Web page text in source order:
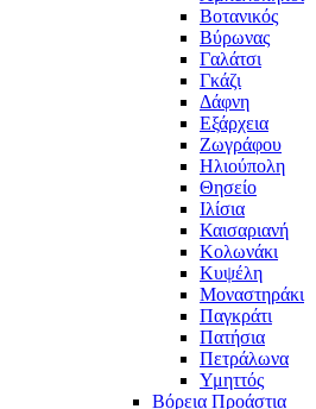
Βοτανικός
Βύρωνας
Γαλάτσι
Γκάζι
Δάφνη
Εξάρχεια
Ζωγράφου
Ηλιούπολη
Θησείο
Ιλίσια
Καισαριανή
Κολωνάκι
Κυψέλη
Μοναστηράκι
Παγκράτι
Πατήσια
Πετράλωνα
Υμηττός
Βόρεια Προάστια